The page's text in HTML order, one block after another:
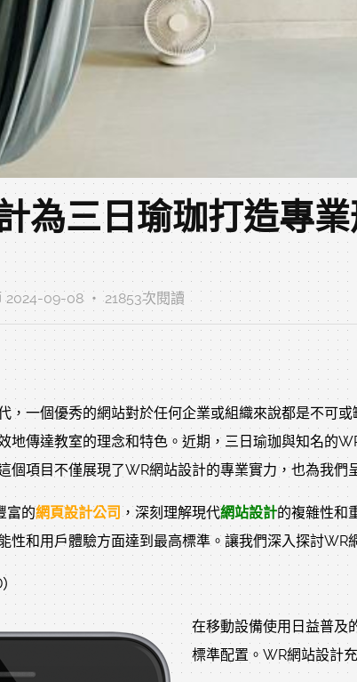
為三日瑜珈打造專
2024-09-08 ‧ 21853次閱讀
，一個優秀的網站對於任何企業或組織來說都是不可
地傳達教室的理念和特色。近期，三日瑜珈與知名的
個項目不僅展現了WR網站設計的專業實力，也為我
富的網頁設計公司 ，深刻理解現代網站設計的複雜性和
性和用戶體驗方面達到最高標準。讓我們深入探討WR
在移動設備使用日益普及
標準配置。WR網站設計